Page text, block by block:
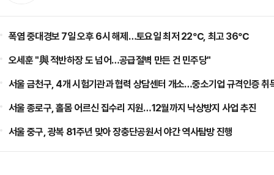
폭염 중대경보 7일 오후 6시 해제…토요일 최저 22℃, 최고 36℃
오세훈 "與 적반하장 도 넘어…공급절벽 만든 건 민주당"
서울 금천구, 4개 시험기관과 협력 상담센터 개소…중소기업 규격인증 취
서울 종로구, 홀몸 어르신 집수리 지원…12월까지 낙상방지 사업 추진
서울 중구, 광복 81주년 맞아 장충단공원서 야간 역사탐방 진행